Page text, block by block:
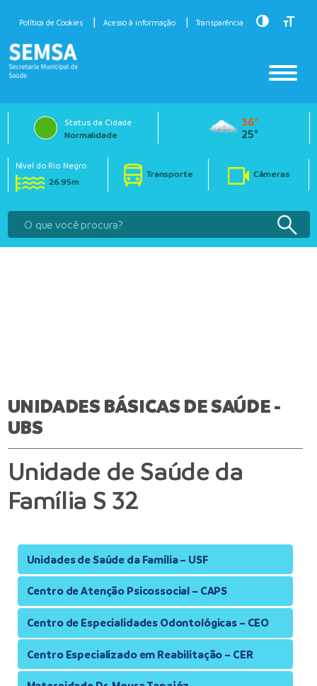
Política de Cookies Acesso à informação Transparência Toggle
Status da Cidade
Normalidade
36°
25°
Nível do Rio Negro
26.95m
Transporte Câmeras
UNIDADES BÁSICAS DE SAÚDE -
UBS
Unidade de Saúde da
Família S 32
Unidades de Saúde da Família – USF
Centro de Atenção Psicossocial – CAPS
Centro de Especialidades Odontológicas – CEO
Centro Especializado em Reabilitação – CER